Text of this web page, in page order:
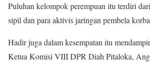
Puluhan kelompok perempuan itu terdiri
sipil dan para aktivis jaringan pembela
Hadir juga dalam kesempatan itu
Ketua Komisi VIII DPR Diah Pitaloka,